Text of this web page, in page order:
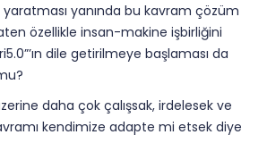
yanında bu kavram çözüm
özellikle insan-makine işbirliğini
dile getirilmeye başlaması da
daha çok çalışsak, irdelesek ve
kendimize adapte mi etsek diye